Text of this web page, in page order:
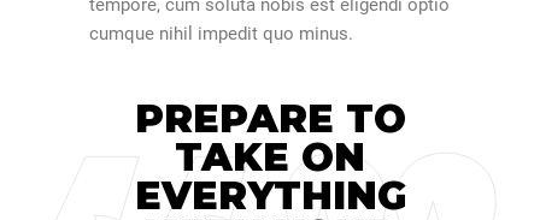
tempore, cum soluta nobis est eligendi optio
cumque nihil impedit quo minus.
PREPARE TO
TAKE ON
EVERYTHING